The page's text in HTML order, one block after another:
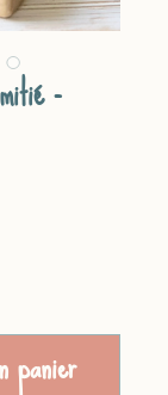
-
panier